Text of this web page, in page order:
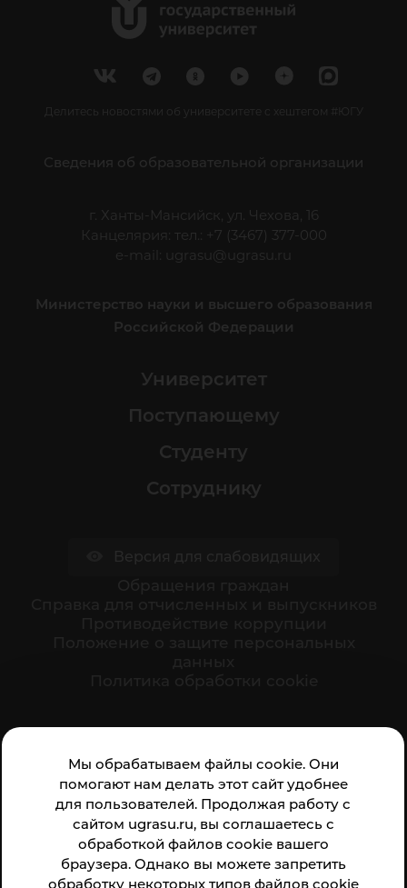
Мы обрабатываем файлы cookie. Они
помогают нам делать этот сайт удобнее
для пользователей. Продолжая работу с
сайтом ugrasu.ru, вы соглашаетесь с
обработкой файлов cookie вашего
браузера. Однако вы можете запретить
обработку некоторых типов файлов cookie
Делитесь новостями об университете с хештегом #ЮГУ
Сведения об образовательной организации
г. Ханты-Мансийск, ул. Чехова, 16
Канцелярия: тел.: +7 (3467) 377-000
e-mail:
ugrasu@ugrasu.ru
Министерство науки и высшего образования
Российской Федерации
Университет
Поступающему
Студенту
Сотруднику
организации: